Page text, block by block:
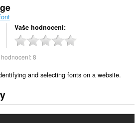
Vaše hodnocení
8
and selecting fonts on a website.